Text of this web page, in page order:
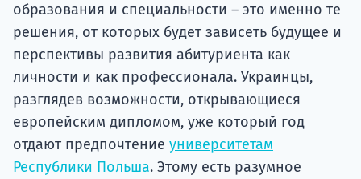
образования и специальности – это именно те
решения, от которых будет зависеть будущее и
перспективы развития абитуриента как
личности и как профессионала. Украинцы,
разглядев возможности, открывающиеся
европейским дипломом, уже который год
отдают предпочтение университетам
Республики Польша. Этому есть разумное